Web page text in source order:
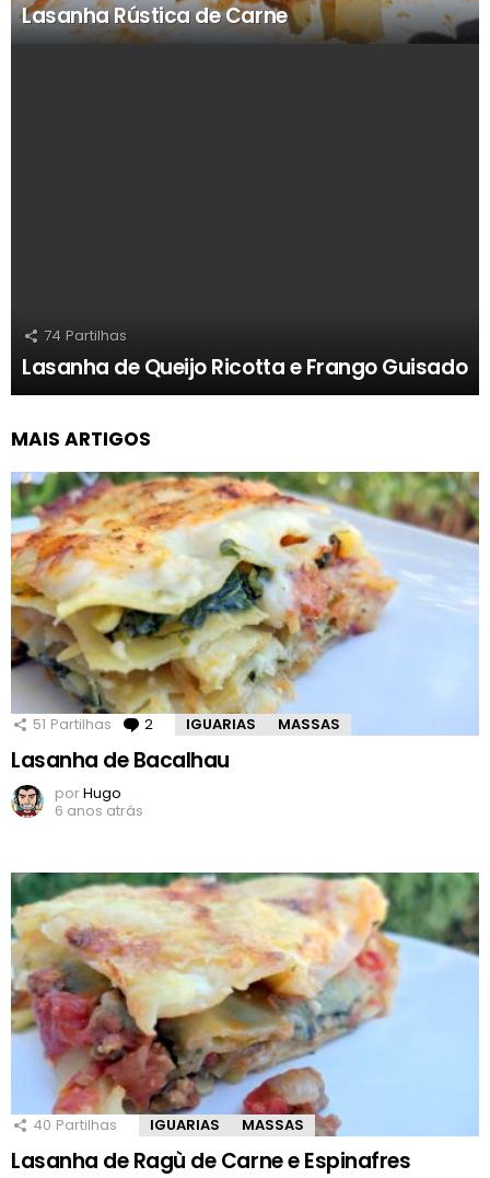
Lasanha Rústica de Carne
74 Partilhas
Lasanha de Queijo Ricotta e Frango Guisado
MAIS ARTIGOS
51 Partilhas 2 Comentários
IGUARIAS MASSAS
Lasanha de Bacalhau
porHugo
6 anos atrás
40 Partilhas IGUARIAS MASSAS
Lasanha de Ragù de Carne e Espinafres